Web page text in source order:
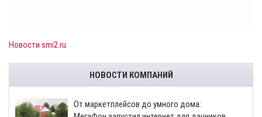
Новости smi2.ru
НОВОСТИ КОМПАНИЙ
От маркетплейсов до умного дома: